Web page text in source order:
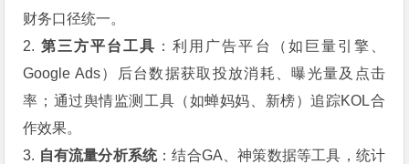
财务口径统一。
2. 第三方平台工具 ：利用广告平台（如巨量引擎、
Google Ads）后台数据获取投放消耗、曝光量及点击
率；通过舆情监测工具（如蝉妈妈、新榜）追踪KOL合
作效果。
3. 自有流量分析系统：结合GA、神策数据等工具，统计